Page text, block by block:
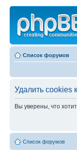
Список форумов
Удалить cookies
Вы уверены, что
Список форумов